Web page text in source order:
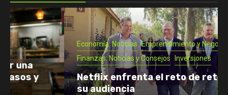
Economía: Noticias Emprendimiento y Negocios
Finanzas: Noticias y Consejos Inversiones
Netflix enfrenta el reto de retener a
su audiencia